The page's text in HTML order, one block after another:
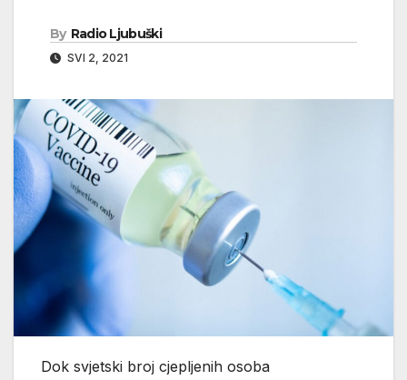
By Radio Ljubuški
SVI 2, 2021
Dok svjetski broj cjepljenih osoba